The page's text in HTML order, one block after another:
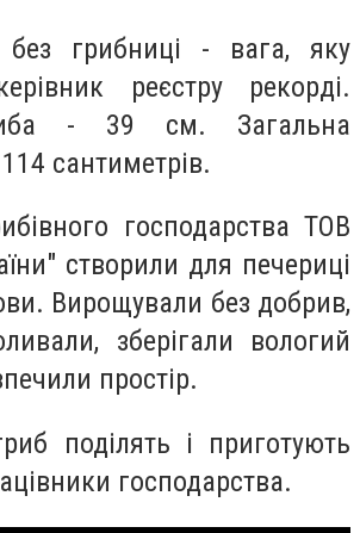
грибниці - вага, яку
реєстру рекорді.
- 39 см. Загальна
сантиметрів.
господарства ТОВ
створили для печериці
Вирощували без добрив,
зберігали вологий
простір.
поділять і приготують
господарства.